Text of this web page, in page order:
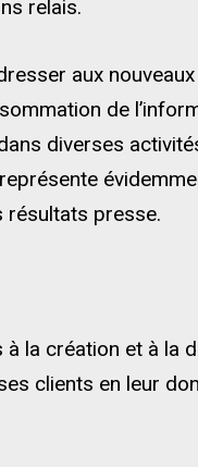
relais.
aux
de
diverses
presse.
la création et à la
clients en leur